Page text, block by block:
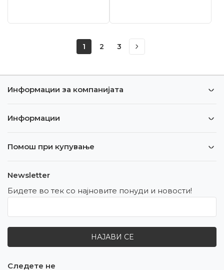
1 2 3
Информации за компанијата
Информации
Помош при купување
Newsletter
Бидете во тек со најновите понуди и новости!
НАЈАВИ СЕ
Следете не